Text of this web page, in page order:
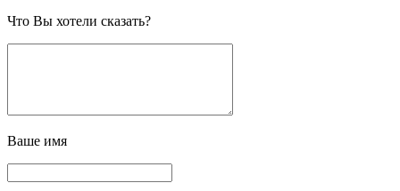
Что Вы хотели сказать?
Ваше имя